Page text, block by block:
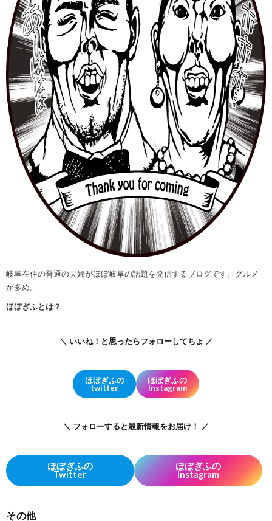
岐阜在住の普通の夫婦がほぼ岐阜の話題を発信するブログです。グルメ
が多め。
ほぼぎふとは？
＼ いいね！と思ったらフォローしてちょ ／
ほぼぎふの
twitter
ほぼぎふの
Instagram
＼ フォローすると最新情報をお届け！ ／
ほぼぎふの
Twitter
ほぼぎふの
Instagram
その他